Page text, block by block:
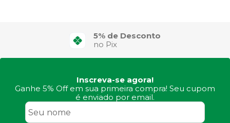
5% de Desconto
no Pix
Inscreva-se agora!
Ganhe 5% Off em sua primeira compra! Seu cupom
é enviado por email.